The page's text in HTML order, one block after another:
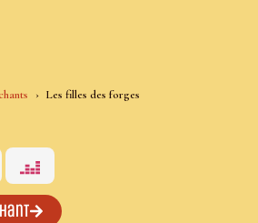
Les filles des forges